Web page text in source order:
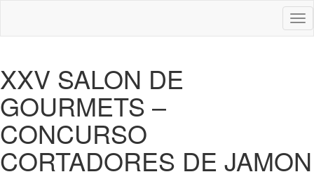
XXV SALON DE
GOURMETS –
CONCURSO
CORTADORES DE JAMON